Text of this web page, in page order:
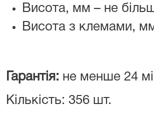
Висота, мм – не
Висота з клемами,
Гарантія: не менше 24
Кількість: 356 шт.